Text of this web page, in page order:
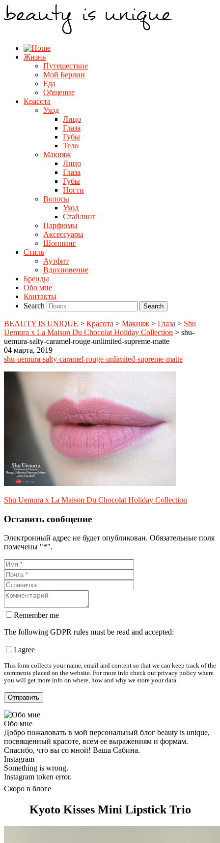
Жизнь
Путешествие
Мой Берлин
Еда
Общение
Красота
Уход
Лицо
Глаза
Губы
Тело
Макияж
Лицо
Глаза
Губы
Ногти
Волосы
Уход
Стайлинг
Парфюмы
Аксессуары
Шоппинг
Стиль
Аутфит
Вдохновение
Бренды
Обо мне
Контакты
Search
BEAUTY IS UNIQUE > Красота > Макияж > Глаза > Shu
Uemura x La Maison Du Chocolat Holiday Collection > shu-
uemura-salty-caramel-rouge-unlimited-supreme-matte
04 марта, 2019
shu-uemura-salty-caramel-rouge-unlimited-supreme-matte
Shu Uemura x La Maison Du Chocolat Holiday Collection
Оставить сообщение
Электронный адрес не будет опубликован. Обязательные поля
помечены "*".
Remember me
The following GDPR rules must be read and accepted:
I agree
This form collects your name, email and content so that we can keep track of the
comments placed on the website. For more info check our privacy policy where
you will get more info on where, how and why we store your data.
Обо мне
Добро пожаловать в мой персональный блог beauty is unique,
посвященный красоте, всем ее выражениям и формам.
Спасибо, что вы со мной! Ваша Сабина.
Instagram
Something is wrong.
Instagram token error.
Скоро в блоге
Kyoto Kisses Mini Lipstick Trio